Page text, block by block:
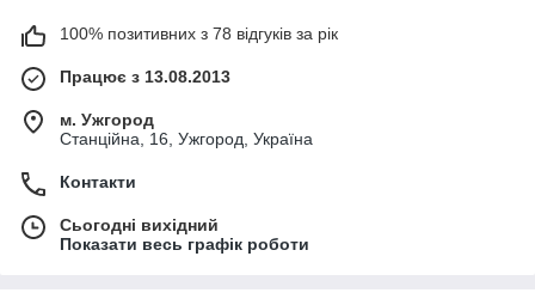
100% позитивних з 78 відгуків за рік
Працює з 13.08.2013
м. Ужгород
Станційна, 16, Ужгород, Україна
Контакти
Сьогодні вихідний
Показати весь графік роботи